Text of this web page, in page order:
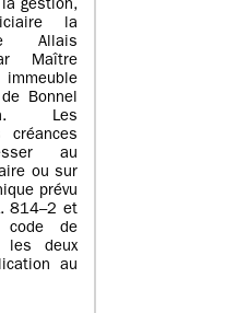
gestion,
la
Allais
Maître
Bonnel
Les
créances
au
ou sur
prévu
814–2 et
de
les deux
au